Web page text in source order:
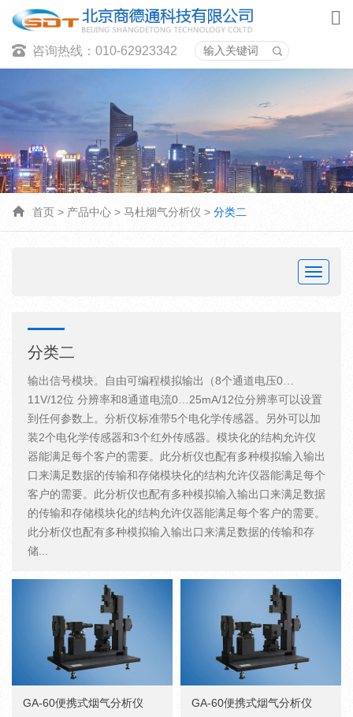
咨询热线：010-62923342
首页 > 产品中心 > 马杜烟气分析仪 > 分类二
Toggle
分类二
输出信号模块。自由可编程模拟输出（8个通道电压0…
11V/12位 分辨率和8通道电流0…25mA/12位分辨率可以设置
到任何参数上。分析仪标准带5个电化学传感器。另外可以加
装2个电化学传感器和3个红外传感器。模块化的结构允许仪
器能满足每个客户的需要。此分析仪也配有多种模拟输入输出
口来满足数据的传输和存储模块化的结构允许仪器能满足每个
客户的需要。此分析仪也配有多种模拟输入输出口来满足数据
的传输和存储模块化的结构允许仪器能满足每个客户的需要。
此分析仪也配有多种模拟输入输出口来满足数据的传输和存
储...
GA-60便携式烟气分析仪 GA-60便携式烟气分析仪